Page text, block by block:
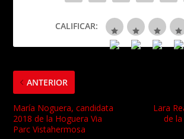
CALIFICAR:
ANTERIOR
María Noguera, candidata
2018 de la Hoguera Via
Parc Vistahermosa
Lara
de